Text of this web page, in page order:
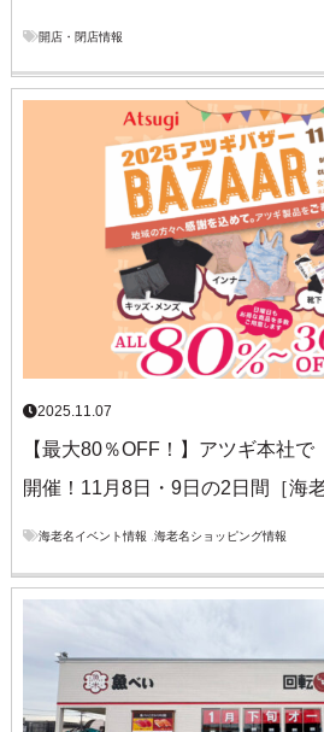
開店・閉店情報
2025.11.07
【最大80％OFF！】アツギ本社で
開催！11月8日・9日の2日間［海
海老名イベント情報 海老名ショッピング情報